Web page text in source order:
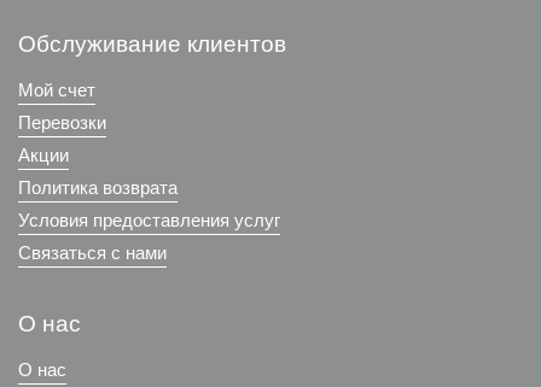
Обслуживание клиентов
Мой счет
Перевозки
Акции
Политика возврата
Условия предоставления услуг
Связаться с нами
О нас
О нас